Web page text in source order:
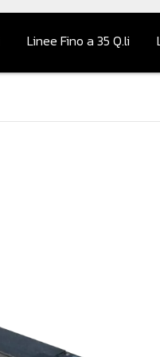
Linee Fino a 35 Q.li
Prova freni a rulli